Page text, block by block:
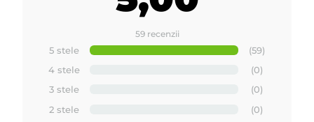
de duș lasă un parfum plăcut care persistă subtil pe piele.
Beneficii principale:
59 recenzii
5 stele
(59)
4 stele
(0)
3 stele
(0)
2 stele
(0)